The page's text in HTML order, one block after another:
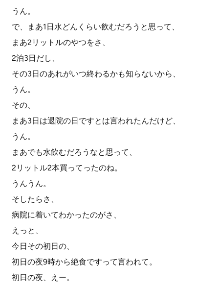
うん。
で、まあ1日水どんくらい飲むだろうと思って、
まあ2リットルのやつをさ、
2泊3日だし、
その3日のあれがいつ終わるかも知らないから、
うん。
その、
まあ3日は退院の日ですとは言われたんだけど、
うん。
まあでも水飲むだろうなと思って、
2リットル2本買ってったのね。
うんうん。
そしたらさ、
病院に着いてわかったのがさ、
えっと、
今日その初日の、
初日の夜9時から絶食ですって言われて。
初日の夜、えー。